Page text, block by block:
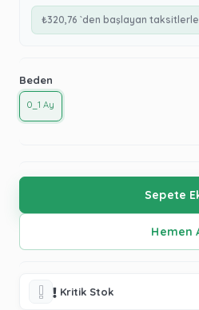
₺320,76 `den başlayan taksitlerle
Beden
0_1 Ay
Kritik Stok